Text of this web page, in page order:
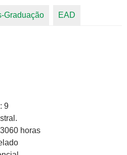
Graduação EAD
9
horas